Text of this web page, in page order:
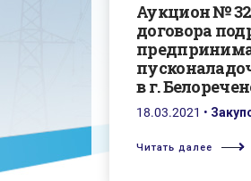
Аукцион №
договора
в г.
18.03.2021 •
Читать далее